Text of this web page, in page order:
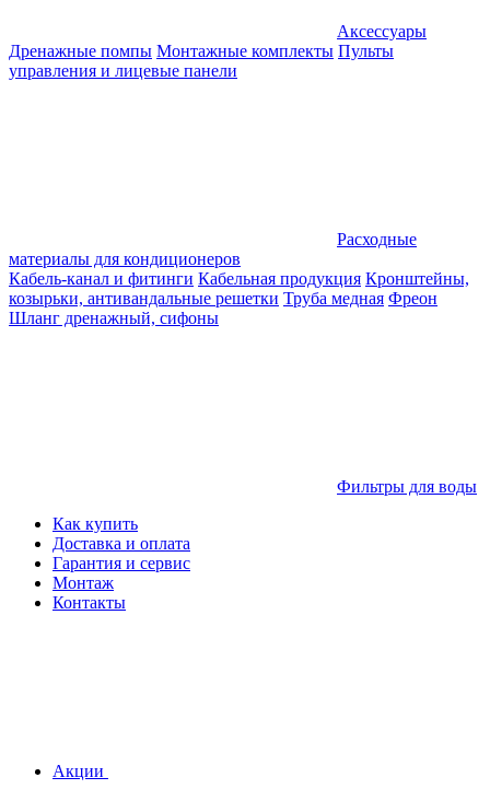
Аксессуары
Дренажные помпы Монтажные комплекты Пульты
управления и лицевые панели
Расходные
материалы для кондиционеров
Кабель-канал и фитинги Кабельная продукция Кронштейны,
козырьки, антивандальные решетки Труба медная Фреон
Шланг дренажный, сифоны
Фильтры для воды
Как купить
Доставка и оплата
Гарантия и сервис
Монтаж
Контакты
Акции